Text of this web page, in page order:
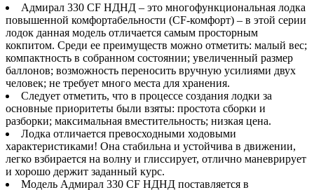
Адмирал 330 CF НДНД – это многофункциональная лодка
повышенной комфортабельности (CF-комфорт) – в этой серии
лодок данная модель отличается самым просторным
кокпитом. Среди ее преимуществ можно отметить: малый вес;
компактность в собранном состоянии; увеличенный размер
баллонов; возможность переносить вручную усилиями двух
человек; не требует много места для хранения.
Следует отметить, что в процессе создания лодки за
основные приоритеты были взяты: простота сборки и
разборки; максимальная вместительность; низкая цена.
Лодка отличается превосходными ходовыми
характеристиками! Она стабильна и устойчива в движении,
легко взбирается на волну и глиссирует, отлично маневрирует
и хорошо держит заданный курс.
Модель Адмирал 330 CF НДНД поставляется в